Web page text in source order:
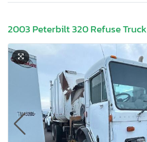
2003 Peterbilt 320 Refuse Truck